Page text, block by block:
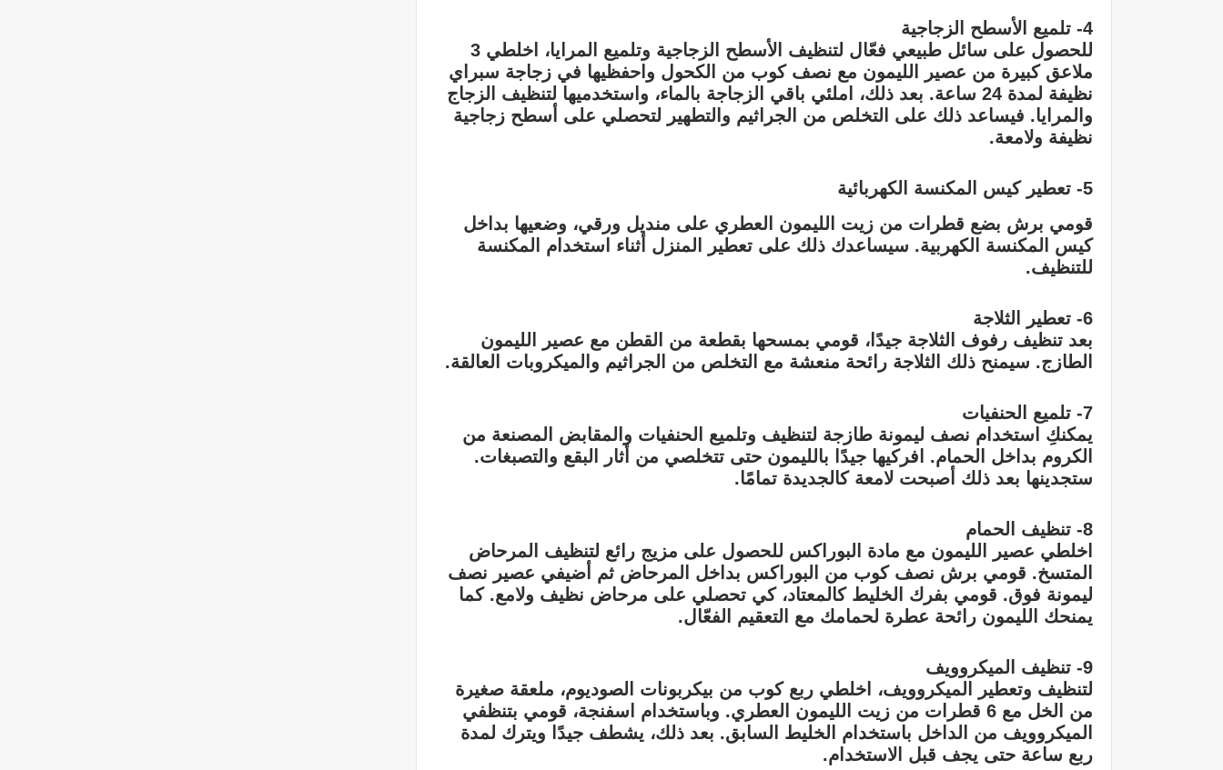
4- تلميع الأسطح الزجاجية
للحصول على سائل طبيعي فعّال لتنظيف الأسطح الزجاجية وتلميع المرايا، اخلطي 3
ملاعق كبيرة من عصير الليمون مع نصف كوب من الكحول واحفظيها في زجاجة سبراي
نظيفة لمدة 24 ساعة. بعد ذلك، املئي باقي الزجاجة بالماء، واستخدميها لتنظيف الزجاج
والمرايا. فيساعد ذلك على التخلص من الجراثيم والتطهير لتحصلي على أسطح زجاجية
نظيفة ولامعة.
5- تعطير كيس المكنسة الكهربائية
قومي برش بضع قطرات من زيت الليمون العطري على منديل ورقي، وضعيها بداخل
كيس المكنسة الكهربية. سيساعدك ذلك على تعطير المنزل أثناء استخدام المكنسة
للتنظيف.
6- تعطير الثلاجة
بعد تنظيف رفوف الثلاجة جيدًا، قومي بمسحها بقطعة من القطن مع عصير الليمون
الطازج. سيمنح ذلك الثلاجة رائحة منعشة مع التخلص من الجراثيم والميكروبات العالقة.
7- تلميع الحنفيات
يمكنكِ استخدام نصف ليمونة طازجة لتنظيف وتلميع الحنفيات والمقابض المصنعة من
الكروم بداخل الحمام. افركيها جيدًا بالليمون حتى تتخلصي من أثار البقع والتصبغات.
ستجدينها بعد ذلك أصبحت لامعة كالجديدة تمامًا.
8- تنظيف الحمام
اخلطي عصير الليمون مع مادة البوراكس للحصول على مزيج رائع لتنظيف المرحاض
المتسخ. قومي برش نصف كوب من البوراكس بداخل المرحاض ثم أضيفي عصير نصف
ليمونة فوق. قومي بفرك الخليط كالمعتاد، كي تحصلي على مرحاض نظيف ولامع. كما
يمنحك الليمون رائحة عطرة لحمامك مع التعقيم الفعّال.
9- تنظيف الميكروويف
لتنظيف وتعطير الميكروويف، اخلطي ربع كوب من بيكربونات الصوديوم، ملعقة صغيرة
من الخل مع 6 قطرات من زيت الليمون العطري. وباستخدام اسفنجة، قومي بتنظفي
الميكروويف من الداخل باستخدام الخليط السابق. بعد ذلك، يشطف جيدًا ويترك لمدة
ربع ساعة حتى يجف قبل الاستخدام.